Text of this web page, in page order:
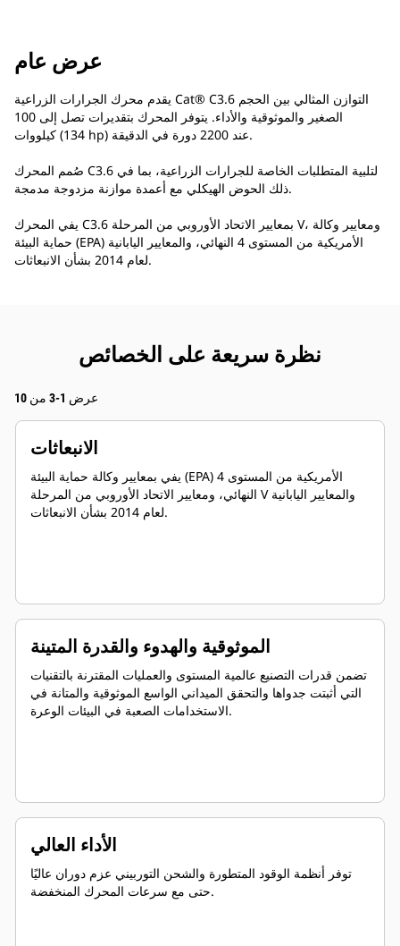
عرض عام
يقدم محرك الجرارات الزراعية Cat® C3.6 التوازن المثالي بين الحجم
الصغير والموثوقية والأداء. يتوفر المحرك بتقديرات تصل إلى 100
كيلووات (134 hp) عند 2200 دورة في الدقيقة.
صُمم المحرك C3.6 لتلبية المتطلبات الخاصة للجرارات الزراعية، بما في
ذلك الحوض الهيكلي مع أعمدة موازنة مزدوجة مدمجة.
يفي المحرك C3.6 بمعايير الاتحاد الأوروبي من المرحلة V، ومعايير وكالة
حماية البيئة (EPA) الأمريكية من المستوى 4 النهائي، والمعايير اليابانية
لعام 2014 بشأن الانبعاثات.
نظرة سريعة على الخصائص
عرض 1-3 من 10
الانبعاثات
يفي بمعايير وكالة حماية البيئة (EPA) الأمريكية من المستوى 4
النهائي، ومعايير الاتحاد الأوروبي من المرحلة V والمعايير اليابانية
لعام 2014 بشأن الانبعاثات.
الموثوقية والهدوء والقدرة المتينة
تضمن قدرات التصنيع عالمية المستوى والعمليات المقترنة بالتقنيات
التي أثبتت جدواها والتحقق الميداني الواسع الموثوقية والمتانة في
الاستخدامات الصعبة في البيئات الوعرة.
الأداء العالي
توفر أنظمة الوقود المتطورة والشحن التوربيني عزم دوران عاليًا
حتى مع سرعات المحرك المنخفضة.